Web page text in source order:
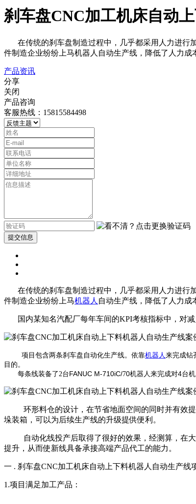
刹车盘CNC加工机床自动
在传统的刹车盘制造过程中，几乎都采用人力进行
件制造企业纷纷上马机器人自动生产线，降低了人力
产品资讯
分享
关闭
产品咨询
客服热线：15815584498
提交信息
在传统的刹车盘制造过程中，几乎都采用人力进行
件制造企业纷纷上马机器人 自动生产线，降低了人力成
国内某知名汽配厂每年车间的KPI考核指标中，对减
项目包含两条刹车盘自动化生产线。依靠机器人来完成钻
目的。
每条线装备了 2台FANUC M-710iC/70机器人来完成对4台
环形料仓的设计，在节省地面空间的同时并有效提
垛装箱，可以为后续生产线的升级提供便利。
自动化线投产后取得了很好的效果，经测算，在大
提升，从而使新线具备承接高端产品代工的能力。
一 . 刹车盘CNC加工机床自动上下料机器人自动生产线
1.项目满足加工产品：